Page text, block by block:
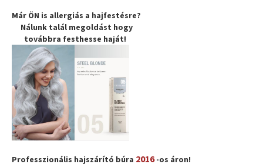
Már ÖN is allergiás a hajfestésre?
Nálunk talál megoldást hogy
továbbra festhesse haját!
Professzionális hajszárító búra 2016-os áron!